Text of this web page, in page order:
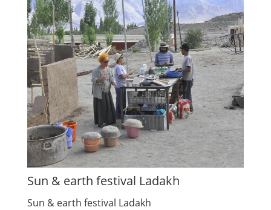
Sun & earth festival Ladakh
Sun & earth festival Ladakh